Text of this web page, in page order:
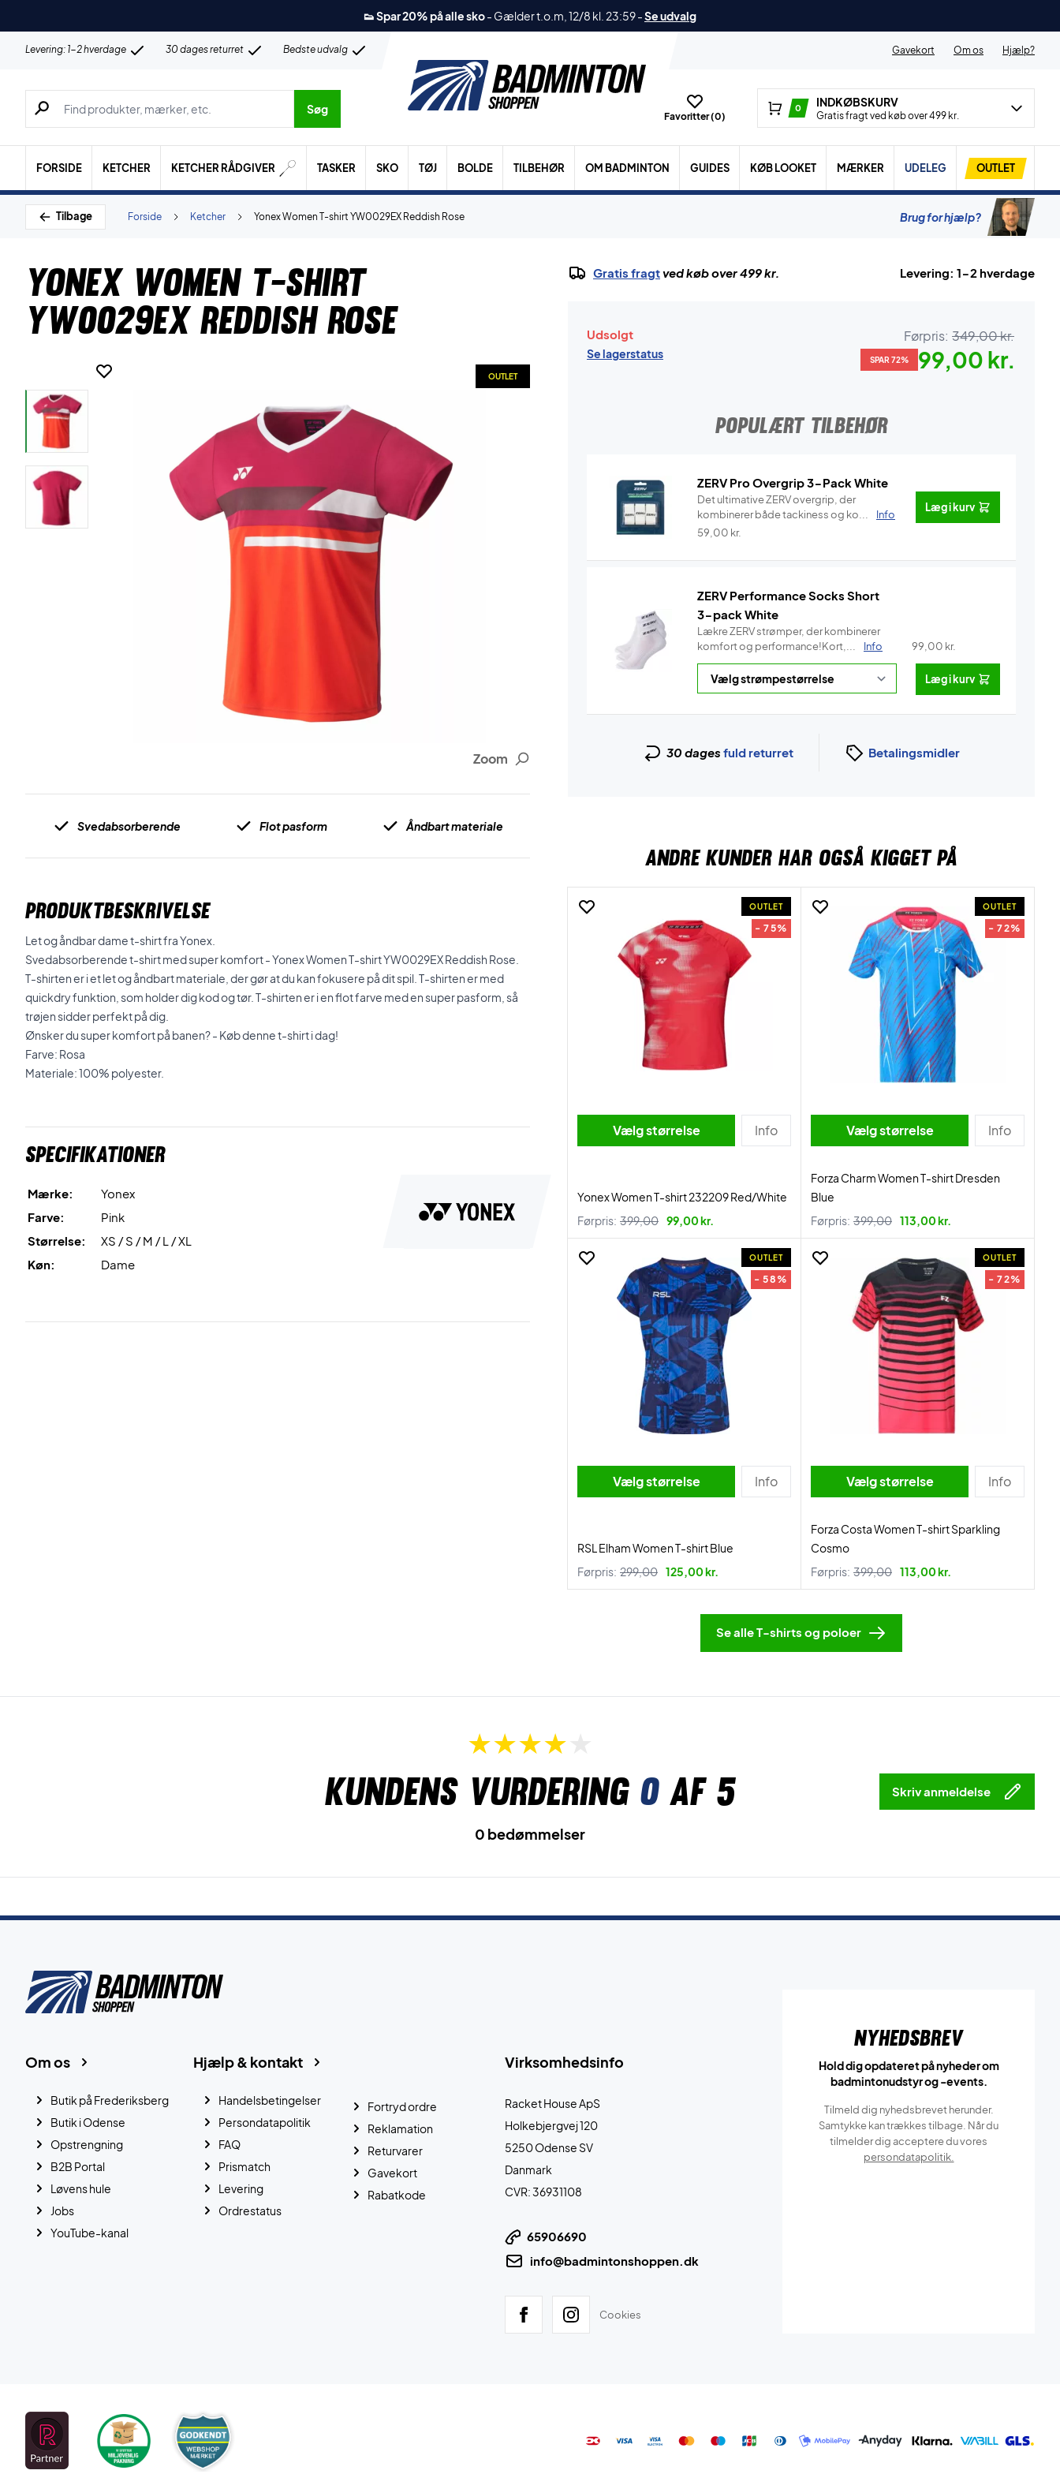
👟 Spar 20% på alle sko- Gælder t.o.m, 12/8 kl. 23:59-Se udvalg
Levering: 1-2 hverdage 30 dages returret Bedste udvalg Gavekort Om os Hjælp?
Søg efter produkter, mærker etc.
Søg
Favoritter (0)
0 INDKØBSKURV
Gratis fragt ved køb over 499 kr.
FORSIDE KETCHER KETCHER RÅDGIVER TASKER SKO TØJ BOLDE TILBEHØR OM BADMINTON GUIDES KØB LOOKET MÆRKER UDELEG OUTLET
Tilbage Yonex Women T-shirt YW0029EX Reddish Rose
Ketcher
Forside Brug for hjælp?
Yonex Women T-shirt
YW0029EX Reddish Rose
Zoom
OUTLET
Svedabsorberende Flot pasform Åndbart materiale
PRODUKTBESKRIVELSE
Let og åndbar dame t-shirt fra Yonex.
Svedabsorberende t-shirt med super komfort - Yonex Women T-shirt YW0029EX Reddish Rose.
T-shirten er i et let og åndbart materiale, der gør at du kan fokusere på dit spil. T-shirten er med
quickdry funktion, som holder dig kod og tør. T-shirten er i en flot farve med en super pasform, så
trøjen sidder perfekt på dig.
Ønsker du super komfort på banen? - Køb denne t-shirt i dag!
Farve: Rosa
Materiale: 100% polyester.
Specifikationer
Mærke:
Yonex
Farve:
Pink
Størrelse:
XS / S / M / L / XL
Køn:
Dame
Gratis fragtved køb over 499 kr. Levering: 1-2 hverdage
Udsolgt
Se lagerstatus
Førpris: 349,00 kr.
SPAR 72% 99,00 kr.
POPULÆRT TILBEHØR
ZERV Pro Overgrip 3-Pack White
Det ultimative ZERV overgrip, der
kombinerer både tackiness og ko...
Info
59,00 kr.
Læg i kurv
ZERV Performance Socks Short
3-pack White
Lækre ZERV strømper, der kombinerer
komfort og performance!Kort,...
Info 99,00 kr.
Læg i kurv
30 dages fuld returret Betalingsmidler
ANDRE KUNDER HAR OGSÅ KIGGET PÅ
OUTLET
- 75%
Vælg størrelse Info
Yonex Women T-shirt 232209 Red/White
Førpris: 399,00 99,00 kr.
OUTLET
- 72%
Vælg størrelse Info
Forza Charm Women T-shirt Dresden
Blue
Førpris: 399,00 113,00 kr.
OUTLET
- 58%
Vælg størrelse Info
RSL Elham Women T-shirt Blue
Førpris: 299,00 125,00 kr.
OUTLET
- 72%
Vælg størrelse Info
Forza Costa Women T-shirt Sparkling
Cosmo
Førpris: 399,00 113,00 kr.
Se alle T-shirts og poloer
Kundens vurdering 0af 5 Skriv anmeldelse
0 bedømmelser
Virksomhedsinfo
Racket House ApS
Holkebjergvej 120
5250 Odense SV
Danmark
CVR: 36931108
65906690
info@badmintonshoppen.dk
Cookies
Hjælp & kontakt
Handelsbetingelser
Persondatapolitik
FAQ
Prismatch
Levering
Ordrestatus
Fortryd ordre
Reklamation
Returvarer
Gavekort
Rabatkode
Om os
Butik på Frederiksberg
Butik i Odense
Opstrengning
B2B Portal
Løvens hule
Jobs
YouTube-kanal
Nyhedsbrev
Hold dig opdateret på nyheder om
badmintonudstyr og -events.
Tilmeld dig nyhedsbrevet herunder.
Samtykke kan trækkes tilbage. Når du
tilmelder dig acceptere du vores
persondatapolitik.